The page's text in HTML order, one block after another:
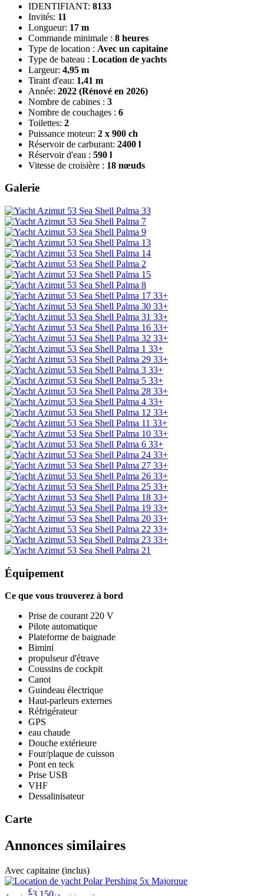
IDENTIFIANT: 8133
Invités: 11
Longueur: 17 m
Commande minimale : 8 heures
Type de location : Avec un capitaine
Type de bateau : Location de yachts
Largeur: 4,95 m
Tirant d'eau: 1,41 m
Année: 2022 (Rénové en 2026)
Nombre de cabines : 3
Nombre de couchages : 6
Toilettes: 2
Puissance moteur: 2 x 900 ch
Réservoir de carburant: 2400 l
Réservoir d'eau : 590 l
Vitesse de croisière : 18 nœuds
Galerie
33+
33+
33+
33+
33+
33+
33+
33+
33+
33+
33+
33+
33+
33+
33+
33+
33+
33+
33+
33+
33+
33+
33+
33+
Équipement
Ce que vous trouverez à bord
Prise de courant 220 V
Pilote automatique
Plateforme de baignade
Bimini
propulseur d'étrave
Coussins de cockpit
Canot
Guindeau électrique
Haut-parleurs externes
Réfrigérateur
GPS
eau chaude
Douche extérieure
Four/plaque de cuisson
Pont en teck
Prise USB
VHF
Dessalinisateur
Carte
Annonces similaires
Avec capitaine (inclus)
€